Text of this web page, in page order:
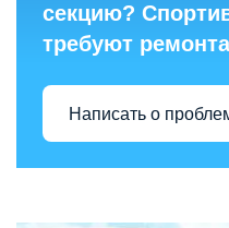
секцию?
требуют
Написать о